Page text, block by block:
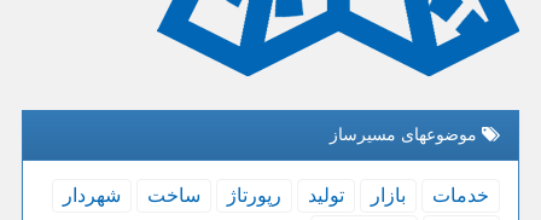
موضوعهای مسیرساز
خدمات بازار تولید رپورتاژ ساخت
شهردار